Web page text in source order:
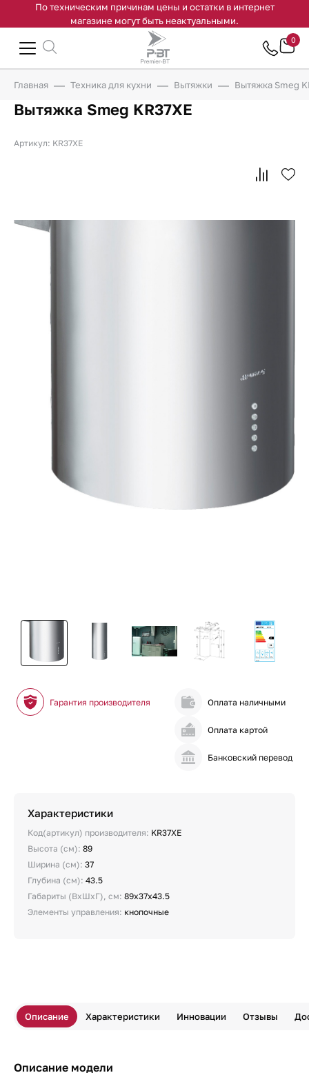
По техническим причинам цены и остатки в интернет
магазине могут быть неактуальными.
0
Главная Техника для кухни Вытяжки Вытяжка Smeg
Вытяжка Smeg KR37XE
Артикул: KR37XE
Гарантия производителя Оплата наличными
Оплата картой
Банковский перевод
Характеристики
Код(артикул) производителя: KR37XE
Высота (см): 89
Ширина (см): 37
Глубина (см): 43.5
Габариты (ВхШхГ), см: 89х37х43.5
Элементы управления: кнопочные
Описание Характеристики Инновации Отзывы
Описание модели